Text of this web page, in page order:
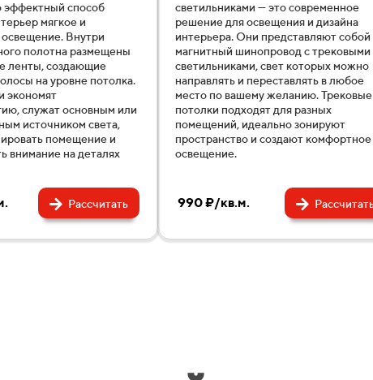
эффектный способ
мягкое и
Внутри
полотна размещены
ленты, создающие
на уровне потолка.
экономят
служат основным или
источником света,
помещение и
внимание на деталях
Рассчитать
светильниками — это современное
решение для освещения и дизайна
интерьера. Они представляют собой
магнитный шинопровод с трековыми
светильниками, свет которых можно
направлять и переставлять в любое
место по вашему желанию. Трековые
потолки подходят для разных
помещений, идеально зонируют
пространство и создают комфортное
освещение.
990 ₽/кв.м.